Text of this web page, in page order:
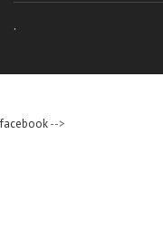
.
facebook-->